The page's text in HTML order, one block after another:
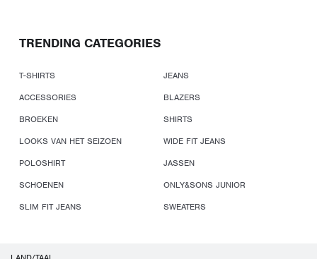
TRENDING CATEGORIES
T-SHIRTS
JEANS
ACCESSORIES
BLAZERS
BROEKEN
SHIRTS
LOOKS VAN HET SEIZOEN
WIDE FIT JEANS
POLOSHIRT
JASSEN
SCHOENEN
ONLY&SONS JUNIOR
SLIM FIT JEANS
SWEATERS